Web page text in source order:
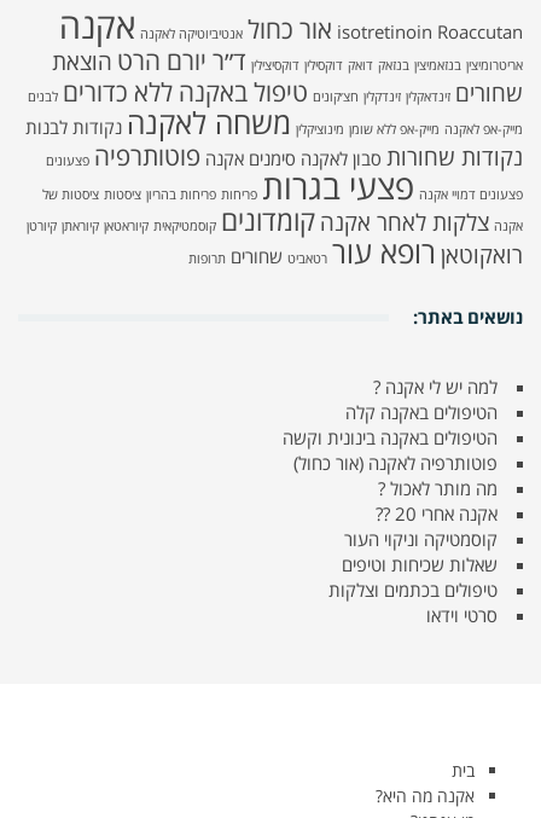
isotretinoin Roaccutan אור כחול אנטיביוטיקה לאקנה אקנה
אריטרומיצין בנזאמיצין בנזאק דואק דוקסילין דוקסיצילין ד״ר יורם הרט הוצאת
שחורים זינדאקלין זינדקלין חצ׳קונים טיפול באקנה ללא כדורים לבנים
מייק-אפ לאקנה מייק-אפ ללא שומן מינוציקלין משחה לאקנה נקודות לבנות
נקודות שחורות סבון לאקנה סימנים אקנה פוטותרפיה פצעונים
פצעונים דמויי אקנה פצעי בגרות פריחות פריחות בהריון ציסטות ציסטות של
אקנה צלקות לאחר אקנה קומדונים קוסמטיקאית קיוראטאן קיוראתן קיורטן
רואקוטאן רופא עור רטאביט שחורים תרופות
נושאים באתר:
למה יש לי אקנה ?
הטיפולים באקנה קלה
הטיפולים באקנה בינונית וקשה
פוטותרפיה לאקנה (אור כחול)
מה מותר לאכול ?
אקנה אחרי 20 ??
קוסמטיקה וניקוי העור
שאלות שכיחות וטיפים
טיפולים בכתמים וצלקות
סרטי וידאו
בית
אקנה מה היא?